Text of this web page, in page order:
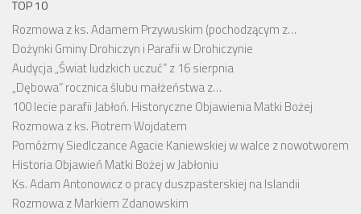
TOP 10
Rozmowa z ks. Adamem Przywuskim (pochodzącym z…
Dożynki Gminy Drohiczyn i Parafii w Drohiczynie
Audycja „Świat ludzkich uczuć” z 16 sierpnia
„Dębowa” rocznica ślubu małżeństwa z…
100 lecie parafii Jabłoń. Historyczne Objawienia Matki Bożej
Rozmowa z ks. Piotrem Wojdatem
Pomóżmy Siedlczance Agacie Kaniewskiej w walce z nowotworem
Historia Objawień Matki Bożej w Jabłoniu
Ks. Adam Antonowicz o pracy duszpasterskiej na Islandii
Rozmowa z Markiem Zdanowskim